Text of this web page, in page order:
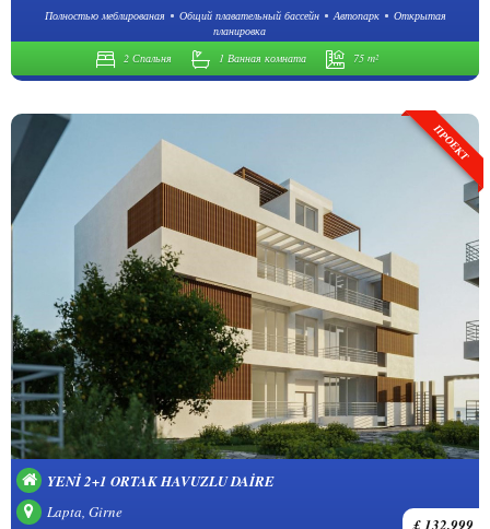
Полностью меблированая Общий плавательный бассейн Автопарк
Открытая
планировка
2 Спальня
1 Ванная комната 75 m²
ПРОЕКТ
YENI 2+1 ORTAK HAVUZLU DAIRE
Lapta, Girne
£ 132,999